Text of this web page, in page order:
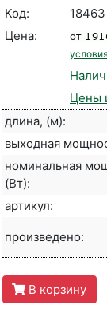
Код:
18463
Цена:
Цены
длина, (м):
выходная
номинальная
(Вт):
артикул:
произведено:
В корзину